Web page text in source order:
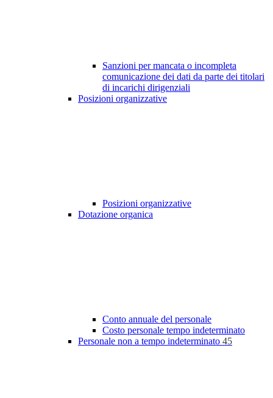
Sanzioni per mancata o incompleta
comunicazione dei dati da parte dei titolari
di incarichi dirigenziali
Posizioni organizzative
Posizioni organizzative
Dotazione organica
Conto annuale del personale
Costo personale tempo indeterminato
Personale non a tempo indeterminato 45